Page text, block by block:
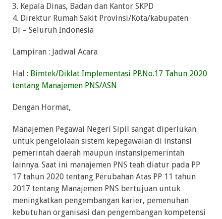
3. Kepala Dinas, Badan dan Kantor SKPD
4. Direktur Rumah Sakit Provinsi/Kota/kabupaten
Di – Seluruh Indonesia
Lampiran : Jadwal Acara
Hal : Bimtek/Diklat Implementasi PP.No.17 Tahun 2020
tentang Manajemen PNS/ASN
Dengan Hormat,
Manajemen Pegawai Negeri Sipil sangat diperlukan
untuk pengelolaan sistem kepegawaian di instansi
pemerintah daerah maupun instansipemerintah
lainnya. Saat ini manajemen PNS teah diatur pada PP
17 tahun 2020 tentang Perubahan Atas PP 11 tahun
2017 tentang Manajemen PNS bertujuan untuk
meningkatkan pengembangan karier, pemenuhan
kebutuhan organisasi dan pengembangan kompetensi